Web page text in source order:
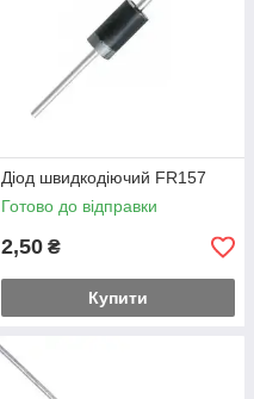
Діод швидкодіючий FR157
Готово до відправки
2,50 ₴
Купити